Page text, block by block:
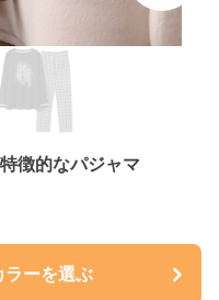
徴的なパジャマ
ラーを選ぶ